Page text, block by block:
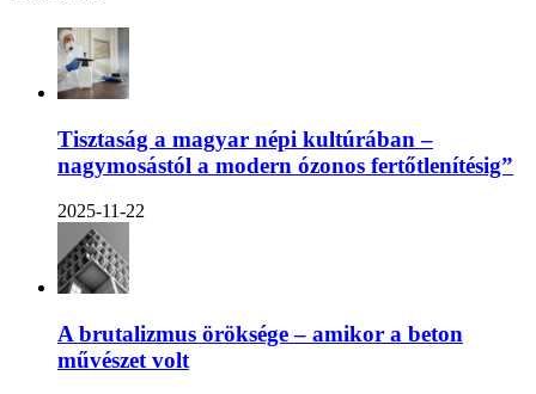
Tisztaság a magyar népi kultúrában –
nagymosástól a modern ózonos fertőtlenítésig”
2025-11-22
A brutalizmus öröksége – amikor a beton
művészet volt